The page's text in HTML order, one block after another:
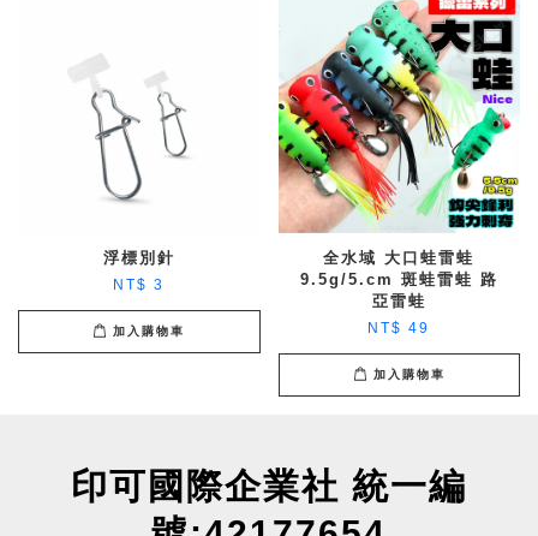
浮標別針
NT$ 3
加入購物車
全水域 大口蛙雷蛙
9.5g/5.cm 斑蛙雷蛙 路
亞雷蛙
NT$ 49
加入購物車
印可國際企業社 統一編